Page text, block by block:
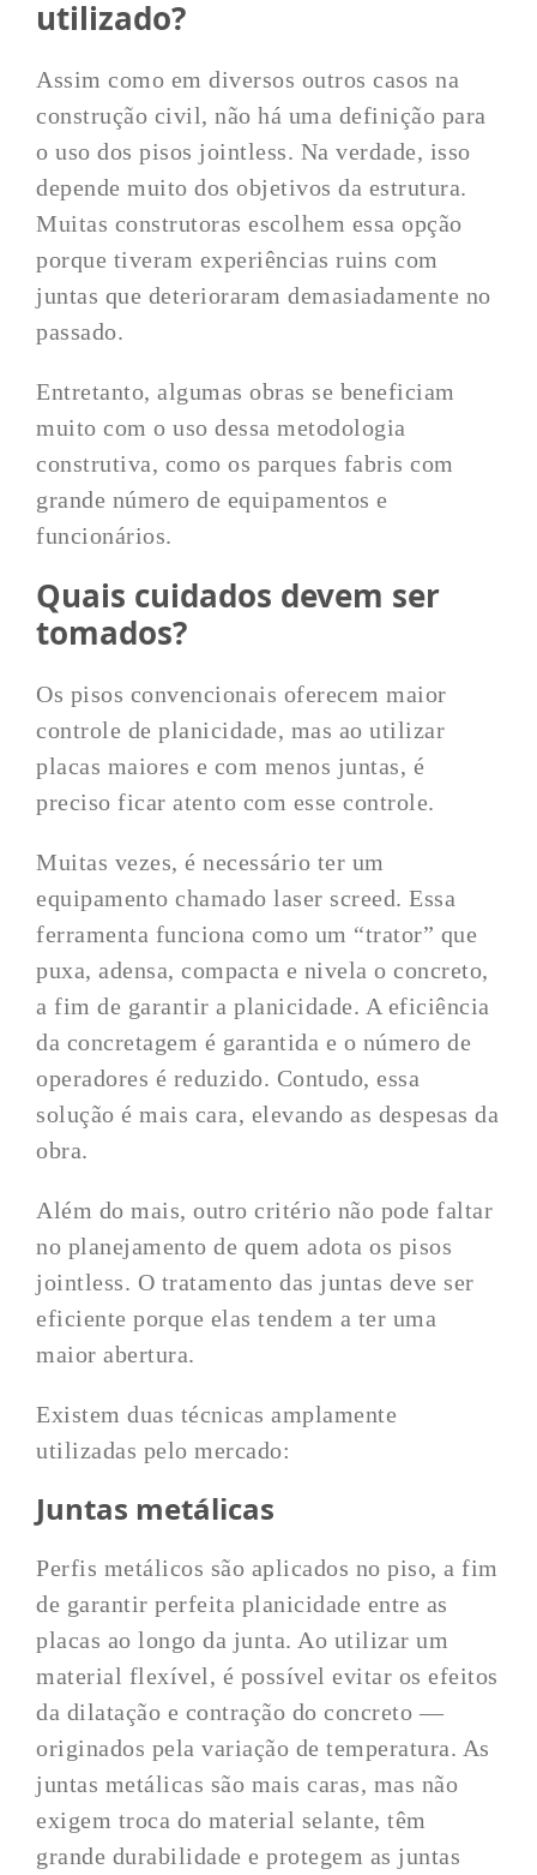
utilizado?
Assim como em diversos outros casos na
construção civil, não há uma definição para
o uso dos pisos jointless. Na verdade, isso
depende muito dos objetivos da estrutura.
Muitas construtoras escolhem essa opção
porque tiveram experiências ruins com
juntas que deterioraram demasiadamente no
passado.
Entretanto, algumas obras se beneficiam
muito com o uso dessa metodologia
construtiva, como os parques fabris com
grande número de equipamentos e
funcionários.
Quais cuidados devem ser
tomados?
Os pisos convencionais oferecem maior
controle de planicidade, mas ao utilizar
placas maiores e com menos juntas, é
preciso ficar atento com esse controle.
Muitas vezes, é necessário ter um
equipamento chamado laser screed. Essa
ferramenta funciona como um “trator” que
puxa, adensa, compacta e nivela o concreto,
a fim de garantir a planicidade. A eficiência
da concretagem é garantida e o número de
operadores é reduzido. Contudo, essa
solução é mais cara, elevando as despesas da
obra.
Além do mais, outro critério não pode faltar
no planejamento de quem adota os pisos
jointless. O tratamento das juntas deve ser
eficiente porque elas tendem a ter uma
maior abertura.
Existem duas técnicas amplamente
utilizadas pelo mercado:
Juntas metálicas
Perfis metálicos são aplicados no piso, a fim
de garantir perfeita planicidade entre as
placas ao longo da junta. Ao utilizar um
material flexível, é possível evitar os efeitos
da dilatação e contração do concreto —
originados pela variação de temperatura. As
juntas metálicas são mais caras, mas não
exigem troca do material selante, têm
grande durabilidade e protegem as juntas